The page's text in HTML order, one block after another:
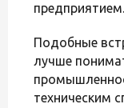
предприятием.
Подобные
лучше
техническим